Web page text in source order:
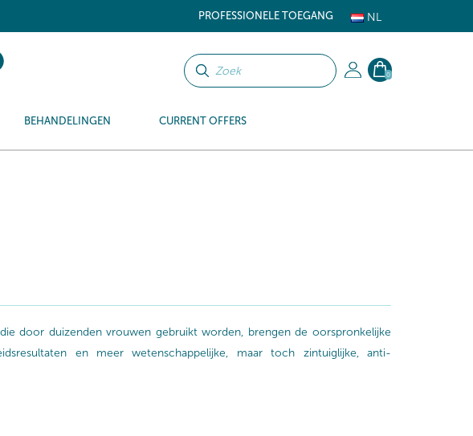
NL
PROFESSIONELE TOEGANG
0
BEHANDELINGEN CURRENT OFFERS
door duizenden vrouwen gebruikt worden, brengen de oorspronkelijke
en meer wetenschappelijke, maar toch zintuiglijke, anti-